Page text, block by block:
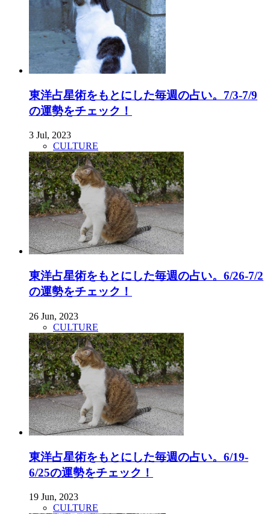
東洋占星術をもとにした毎週の占い。7/3-7/9
の運勢をチェック！
3 Jul, 2023
CULTURE
東洋占星術をもとにした毎週の占い。6/26-7/2
の運勢をチェック！
26 Jun, 2023
CULTURE
東洋占星術をもとにした毎週の占い。6/19-
6/25の運勢をチェック！
19 Jun, 2023
CULTURE